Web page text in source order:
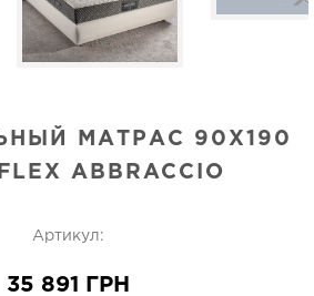
МАТРАС 90Х190
ABBRACCIO
Артикул:
35 891 ГРН